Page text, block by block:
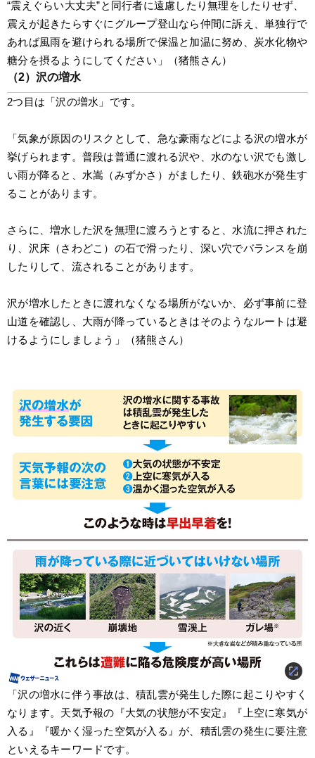
“震えぐらい大丈夫”と同行者に遠慮したり無理をしたりせず、
震えが起きたらすぐにグループ登山なら仲間に訴え、単独行で
あれば風雨を避けられる場所で保温と加温に努め、炭水化物や
糖分を摂るようにしてください」（猪熊さん）
（2）沢の増水
2つ目は「沢の増水」です。
「気象が原因のリスクとして、急な豪雨などによる沢の増水が
挙げられます。普段は普通に渡れる沢や、水のない沢でも激し
い雨が降ると、水嵩（みずかさ）がましたり、鉄砲水が発生す
ることがあります。
さらに、増水した沢を無理に渡ろうとすると、水流に押された
り、沢床（さわどこ）の石で滑ったり、深い穴でバランスを崩
したりして、流されることがあります。
沢が増水したときに渡れなくなる場所がないか、必ず事前に登
山道を確認し、大雨が降っているときはそのようなルートは避
けるようにしましょう」（猪熊さん）
「沢の増水に伴う事故は、積乱雲が発生した際に起こりやすく
なります。天気予報の『大気の状態が不安定』『上空に寒気が
入る』『暖かく湿った空気が入る』が、積乱雲の発生に要注意
といえるキーワードです。